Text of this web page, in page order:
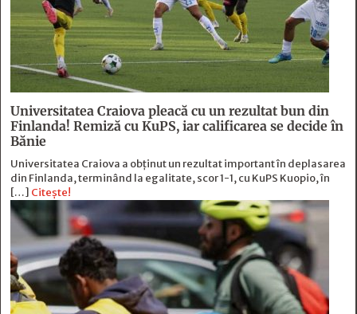
Universitatea Craiova pleacă cu un rezultat bun din
Finlanda! Remiză cu KuPS, iar calificarea se decide în
Bănie
Universitatea Craiova a obținut un rezultat important în deplasarea
din Finlanda, terminând la egalitate, scor 1-1, cu KuPS Kuopio, în
[…] Citește!